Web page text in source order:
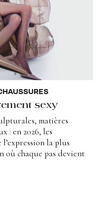
sexy
matières
: en 2026, les
l’expression la plus
où chaque pas devient